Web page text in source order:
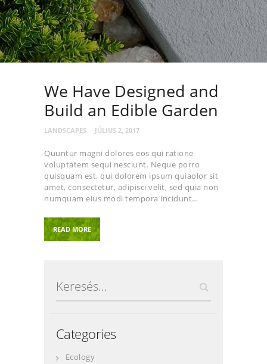
We Have Designed and
Build an Edible Garden
LANDSCAPES JÚLIUS 2, 2017
Quuntur magni dolores eos qui ratione
voluptatem sequi nesciunt. Neque porro
quisquam est, qui dolorem ipsum quiaolor sit
amet, consectetur, adipisci velit, sed quia non
numquam eius modi tempora incidunt…
READ MORE
Categories
Ecology